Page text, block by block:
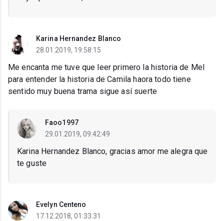
Karina Hernandez Blanco
28.01.2019, 19:58:15
Me encanta me tuve que leer primero la historia de Mel
para entender la historia de Camila haora todo tiene
sentido muy buena trama sigue así suerte
Faoo1997
29.01.2019, 09:42:49
Karina Hernandez Blanco, gracias amor me alegra que
te guste
Evelyn Centeno
17.12.2018, 01:33:31